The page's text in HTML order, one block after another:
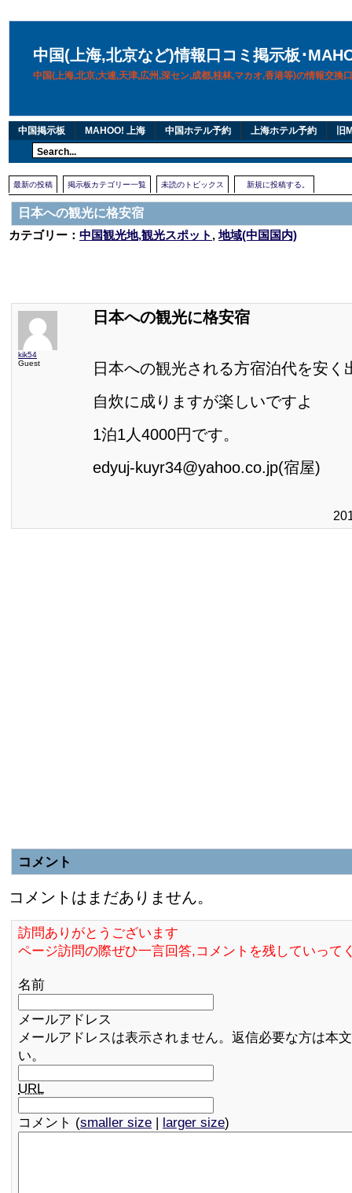
中国(上海,北京など)情報口コミ掲示板･
中国(上海,北京,大連,天津,広州,深セン,成都,桂林,マカオ,香港等)の情報交換
中国掲示板 MAHOO! 上海 中国ホテル予約 上海ホテル予約 旧
最新の投稿 掲示板カテゴリー一覧 未読のトピックス 新規に投稿する。
日本への観光に格安宿
カテゴリー： 中国観光地,観光スポット ,地域(中国国内)
kik54
Guest
日本への観光に格安宿
日本への観光される方宿泊代を安く
自炊に成りますが楽しいですよ
1泊1人4000円です。
edyuj-kuyr34@yahoo.co.jp(宿屋)
コメント
コメントはまだありません。
訪問ありがとうございます
ページ訪問の際ぜひ一言回答,コメントを残していって
名前
メールアドレス
メールアドレスは表示されません。返信必要な方は本
い。
URL
コメント (smaller size | larger size)